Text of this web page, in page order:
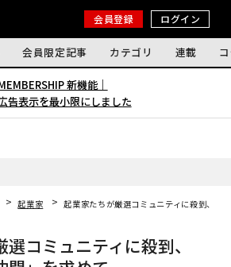
会員登録 ログイン
会員限定記事 カテゴリ 連載
新機能｜
告表示を最小限にしました
起業家
起業家たちが厳選コミュニティに殺到、「
コミュニティに殺到、